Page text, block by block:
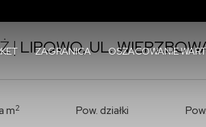
ZAGRANICA OSZACOWANIE
|LIPOWO, UL.
m2 Pow. działki